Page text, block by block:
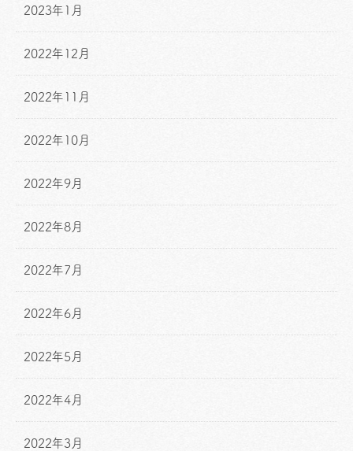
2023年1月
2022年12月
2022年11月
2022年10月
2022年9月
2022年8月
2022年7月
2022年6月
2022年5月
2022年4月
2022年3月